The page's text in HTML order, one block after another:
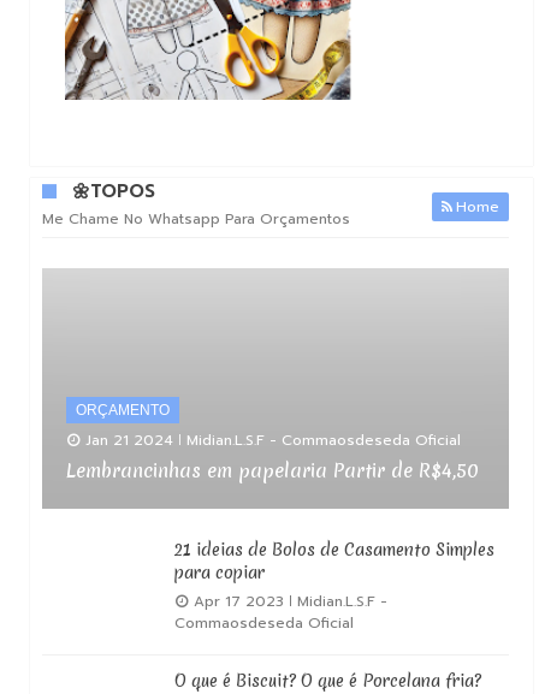
🌼TOPOS
Me Chame No Whatsapp Para Orçamentos
Home
ORÇAMENTO
Jan 21 2024 Midian.L.S.F - Commaosdeseda Oficial
Lembrancinhas em papelaria Partir de R$4,50
21 ideias de Bolos de Casamento Simples
para copiar
Apr 17 2023
Midian.L.S.F -
Commaosdeseda Oficial
O que é Biscuit? O que é Porcelana fria?